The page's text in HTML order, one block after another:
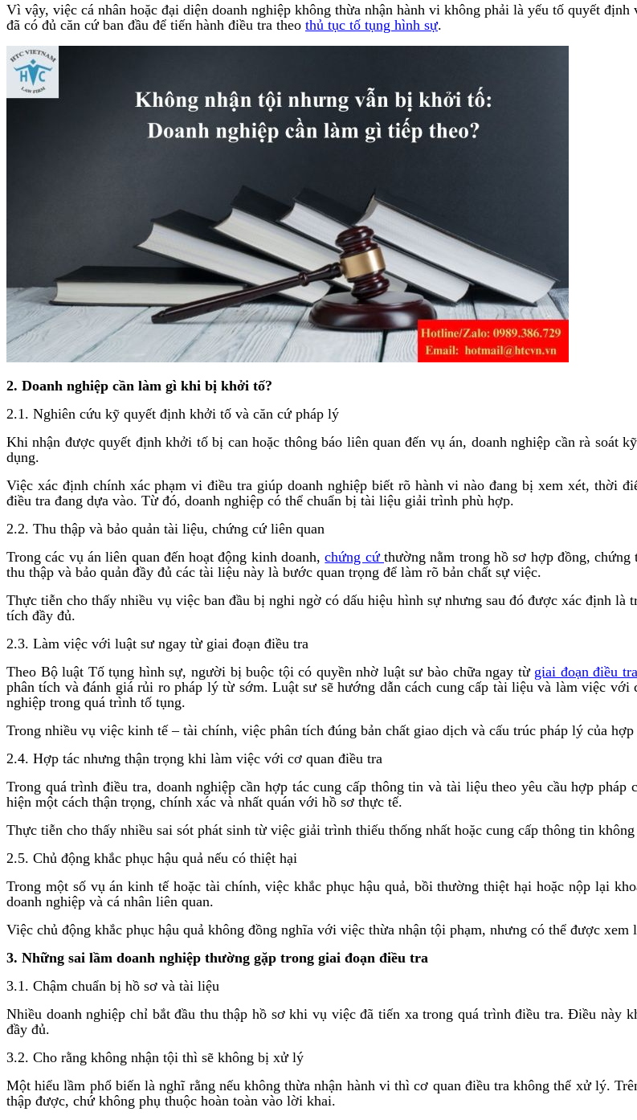
Vì vậy, việc cá nhân hoặc đại diện doanh nghiệp không thừa nhận hành vi không phải là yếu tố quyết
đã có đủ căn cứ ban đầu để tiến hành điều tra theo thủ tục tố tụng hình sự.
2. Doanh nghiệp cần làm gì khi bị khởi tố?
2.1. Nghiên cứu kỹ quyết định khởi tố và căn cứ pháp lý
Khi nhận được quyết định khởi tố bị can hoặc thông báo liên quan đến vụ án, doanh nghiệp cần rà soát
dụng.
Việc xác định chính xác phạm vi điều tra giúp doanh nghiệp biết rõ hành vi nào đang bị xem xét, thời
điều tra đang dựa vào. Từ đó, doanh nghiệp có thể chuẩn bị tài liệu giải trình phù hợp.
2.2. Thu thập và bảo quản tài liệu, chứng cứ liên quan
Trong các vụ án liên quan đến hoạt động kinh doanh,chứng cứ thường nằm trong hồ sơ hợp đồng,
thu thập và bảo quản đầy đủ các tài liệu này là bước quan trọng để làm rõ bản chất sự việc.
Thực tiễn cho thấy nhiều vụ việc ban đầu bị nghi ngờ có dấu hiệu hình sự nhưng sau đó được xác định là
tích đầy đủ.
2.3. Làm việc với luật sư ngay từ giai đoạn điều tra
Theo Bộ luật Tố tụng hình sự, người bị buộc tội có quyền nhờ luật sư bào chữa ngay từ giai đoạn điều tra
phân tích và đánh giá rủi ro pháp lý từ sớm. Luật sư sẽ hướng dẫn cách cung cấp tài liệu và làm việc
nghiệp trong quá trình tố tụng.
Trong nhiều vụ việc kinh tế – tài chính, việc phân tích đúng bản chất giao dịch và cấu trúc pháp lý của
2.4. Hợp tác nhưng thận trọng khi làm việc với cơ quan điều tra
Trong quá trình điều tra, doanh nghiệp cần hợp tác cung cấp thông tin và tài liệu theo yêu cầu hợp
hiện một cách thận trọng, chính xác và nhất quán với hồ sơ thực tế.
Thực tiễn cho thấy nhiều sai sót phát sinh từ việc giải trình thiếu thống nhất hoặc cung cấp thông tin
2.5. Chủ động khắc phục hậu quả nếu có thiệt hại
Trong một số vụ án kinh tế hoặc tài chính, việc khắc phục hậu quả, bồi thường thiệt hại hoặc nộp lại
doanh nghiệp và cá nhân liên quan.
Việc chủ động khắc phục hậu quả không đồng nghĩa với việc thừa nhận tội phạm, nhưng có thể được
3. Những sai lầm doanh nghiệp thường gặp trong giai đoạn điều tra
3.1. Chậm chuẩn bị hồ sơ và tài liệu
Nhiều doanh nghiệp chỉ bắt đầu thu thập hồ sơ khi vụ việc đã tiến xa trong quá trình điều tra. Điều
đầy đủ.
3.2. Cho rằng không nhận tội thì sẽ không bị xử lý
Một hiểu lầm phổ biến là nghĩ rằng nếu không thừa nhận hành vi thì cơ quan điều tra không thể xử lý.
thập được, chứ không phụ thuộc hoàn toàn vào lời khai.